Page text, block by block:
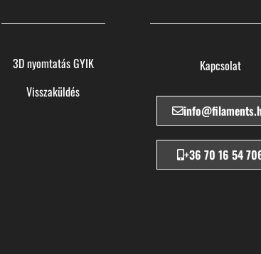
3D nyomtatás GYIK
Visszaküldés
Kapcsolat
+36 70 16 54